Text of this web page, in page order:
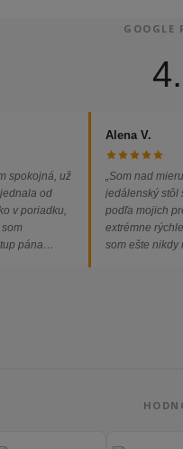
GOOGLE
spokojná, už
od
v poriadku,
pána
Alena V.
„Som nad
jedálenský stôl
podľa mojich
extrémne
som ešte nikdy